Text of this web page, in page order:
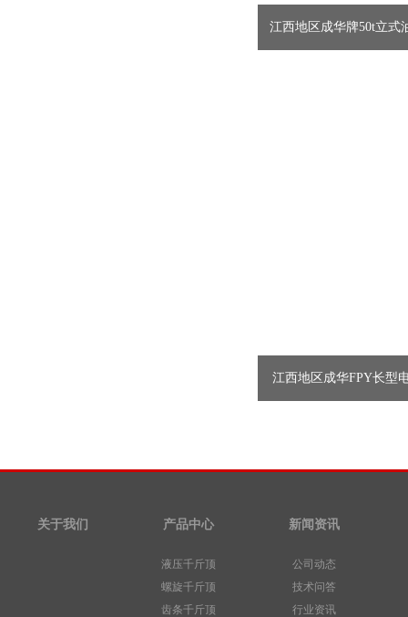
江西地区成华牌50t立式
江西地区成华FPY长型
关于我们 产品中心
液压千斤顶
螺旋千斤顶
齿条千斤顶
新闻资讯
公司动态
技术问答
行业资讯